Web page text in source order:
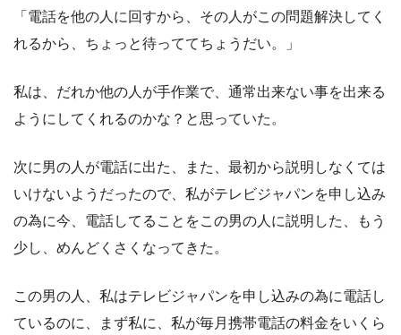
「電話を他の人に回すから、その人がこの問題解決してく
れるから、ちょっと待っててちょうだい。」
私は、だれか他の人が手作業で、通常出来ない事を出来る
ようにしてくれるのかな？と思っていた。
次に男の人が電話に出た、また、最初から説明しなくては
いけないようだったので、私がテレビジャパンを申し込み
の為に今、電話してることをこの男の人に説明した、もう
少し、めんどくさくなってきた。
この男の人、私はテレビジャパンを申し込みの為に電話し
ているのに、まず私に、私が毎月携帯電話の料金をいくら